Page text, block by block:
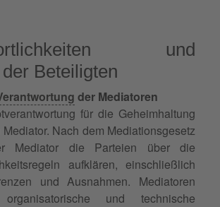
und
Beteiligten
der Mediatoren
für die Geheimhaltung
Nach dem Mediationsgesetz
Mediator die Parteien über die
aufklären, einschließlich
und Ausnahmen. Mediatoren
und technische